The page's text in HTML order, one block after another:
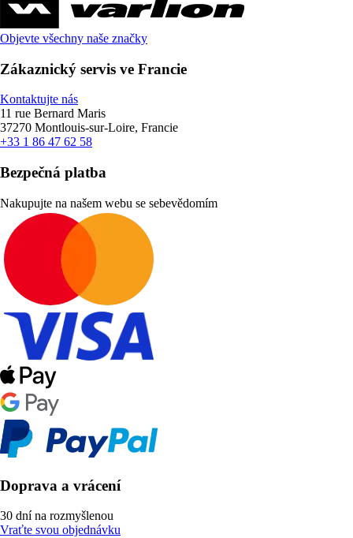
Objevte všechny naše značky
Zákaznický servis ve Francie
Kontaktujte nás
11 rue Bernard Maris
37270 Montlouis-sur-Loire, Francie
+33 1 86 47 62 58
Bezpečná platba
Nakupujte na našem webu se sebevědomím
Doprava a vrácení
30 dní na rozmyšlenou
Vraťte svou objednávku